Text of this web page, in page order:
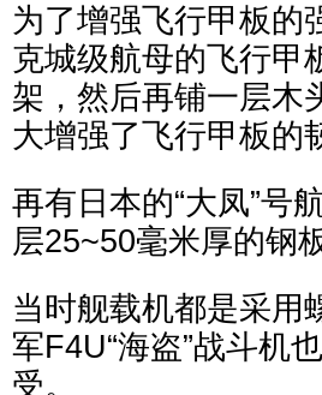
为了增强飞行甲板的
克城级航母的飞行甲
架，然后再铺一层木
大增强了飞行甲板的
再有日本的“大凤”号
层25~50毫米厚的钢板
当时舰载机都是采用
军F4U“海盗”战斗机
受。